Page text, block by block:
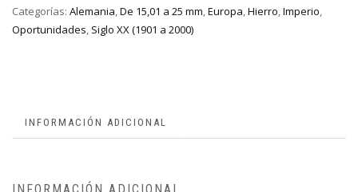
Categorías: Alemania,De 15,01 a 25 mm,Europa,Hierro,Imperio,
Oportunidades, Siglo XX (1901 a 2000)
INFORMACIÓN ADICIONAL